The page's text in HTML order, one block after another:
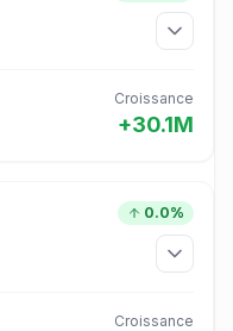
Croissance
+30.1M
0.0%
Croissance